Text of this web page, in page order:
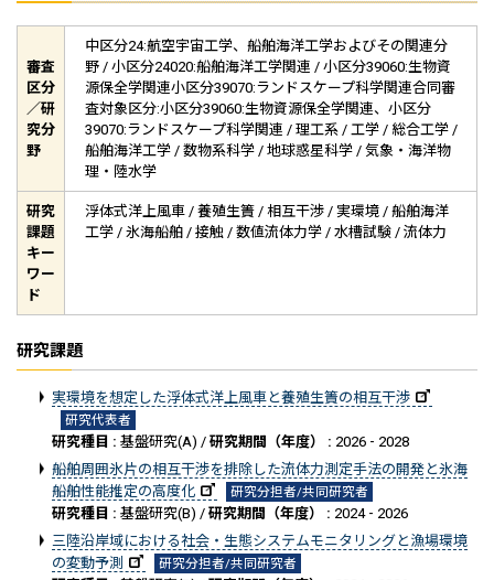
審査
区分
／研
究分
野
中区分24:航空宇宙工学、船舶海洋工学およびその関連分
野 / 小区分24020:船舶海洋工学関連 / 小区分39060:生物資
源保全学関連小区分39070:ランドスケープ科学関連合同審
査対象区分:小区分39060:生物資源保全学関連、小区分
39070:ランドスケープ科学関連 / 理工系 / 工学 / 総合工学 /
船舶海洋工学 / 数物系科学 / 地球惑星科学 / 気象・海洋物
理・陸水学
研究
課題
キー
ワー
ド
浮体式洋上風車 / 養殖生簀 / 相互干渉 / 実環境 / 船舶海洋
工学 / 氷海船舶 / 接触 / 数値流体力学 / 水槽試験 / 流体力
研究課題
実環境を想定した浮体式洋上風車と養殖生簀の相互干渉
研究代表者
研究種目 : 基盤研究(A) / 研究期間（年度） : 2026 - 2028
船舶周囲氷片の相互干渉を排除した流体力測定手法の開発と氷海
船舶性能推定の高度化
研究分担者/共同研究者
研究種目 : 基盤研究(B) / 研究期間（年度） : 2024 - 2026
三陸沿岸域における社会・生態システムモニタリングと漁場環境
の変動予測
研究分担者/共同研究者